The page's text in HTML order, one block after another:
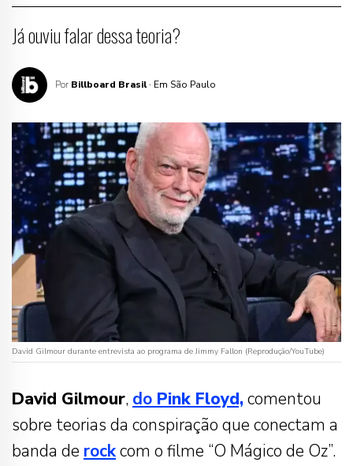
Já ouviu falar dessa teoria?
Por Billboard Brasil · Em São Paulo
David Gilmour durante entrevista ao programa de Jimmy Fallon (Reprodução/YouTube)
David Gilmour, do Pink Floyd,comentou
sobre teorias da conspiração que conectam a
banda de rockcom o filme “O Mágico de Oz”.